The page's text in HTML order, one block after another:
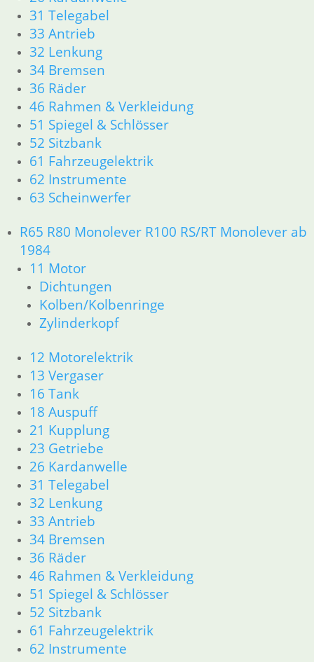
31 Telegabel
33 Antrieb
32 Lenkung
34 Bremsen
36 Räder
46 Rahmen & Verkleidung
51 Spiegel & Schlösser
52 Sitzbank
61 Fahrzeugelektrik
62 Instrumente
63 Scheinwerfer
R65 R80 Monolever R100 RS/RT Monolever ab
1984
11 Motor
Dichtungen
Kolben/Kolbenringe
Zylinderkopf
12 Motorelektrik
13 Vergaser
16 Tank
18 Auspuff
21 Kupplung
23 Getriebe
26 Kardanwelle
31 Telegabel
32 Lenkung
33 Antrieb
34 Bremsen
36 Räder
46 Rahmen & Verkleidung
51 Spiegel & Schlösser
52 Sitzbank
61 Fahrzeugelektrik
62 Instrumente
13 Vergaser
16 Tank
18 Auspuff
21 Kupplung
23 Getriebe
26 Kardanwelle
31 Telegabel
33 Antrieb
32 Lenkung
34 Bremsen
36 Räder
46 Rahmen & Verkleidung
51 Spiegel & Schlösser
61 Fahrzeugelektrik
62 Instrumente
63 Scheinwerfer
R65 R80 Monolever R100 RS/RT Monolever ab 1984
11 Motor
Dichtungen
Kolben/Kolbenringe
12 Motorelektrik
13 Vergaser
16 Tank
18 Auspuff
21 Kupplung
23 Getriebe
26 Kardanwelle
31 Telegabel
32 Lenkung
33 Antrieb
34 Bremsen
36 Räder
46 Rahmen & Verkleidung
51 Spiegel & Schlösser
52 Sitzbank
61 Fahrzeugelektrik
62 Instrumente
R45 & R65LS
11 Motor